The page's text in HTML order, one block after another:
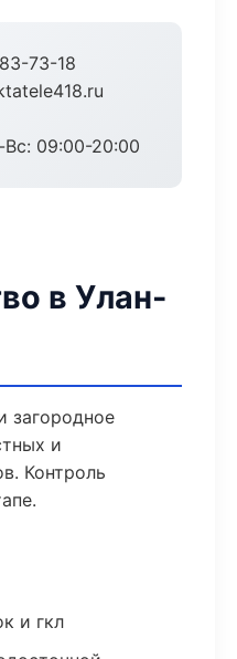
73-18
09:00-20:00
в Улан-
загородное
и
Контроль
и гкл